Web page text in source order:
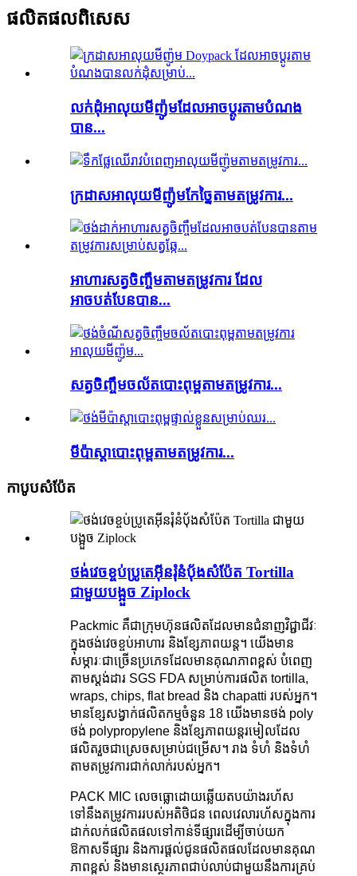
ផលិតផល​ពិសេស
លក់ដុំអាលុយមីញ៉ូមដែលអាចប្ដូរតាមបំណង
បាន...
ក្រដាសអាលុយមីញ៉ូមកែច្នៃតាមតម្រូវការ...
អាហារសត្វចិញ្ចឹមតាមតម្រូវការ ដែល
អាចបត់បែនបាន...
សត្វចិញ្ចឹមចល័តបោះពុម្ពតាមតម្រូវការ...
មីប៉ាស្តាបោះពុម្ពតាមតម្រូវការ...
កាបូបសំប៉ែត
ថង់វេចខ្ចប់ប្រូតេអ៊ីនរុំនំប៉័ងសំប៉ែត Tortilla
ជាមួយបង្អួច Ziplock
Packmic គឺជាក្រុមហ៊ុនផលិតដែលមានជំនាញវិជ្ជាជីវៈ
ក្នុងថង់វេចខ្ចប់អាហារ និងខ្សែភាពយន្ត។ យើងមាន
សម្ភារៈជាច្រើនប្រភេទដែលមានគុណភាពខ្ពស់ បំពេញ
តាមស្តង់ដារ SGS FDA សម្រាប់ការផលិត tortilla,
wraps, chips, flat bread និង chapatti របស់អ្នក។
មានខ្សែសង្វាក់ផលិតកម្មចំនួន 18 យើងមានថង់ poly
ថង់ polypropylene និងខ្សែភាពយន្តរមៀលដែល
ផលិតរួចជាស្រេចសម្រាប់ជម្រើស។ រាង ទំហំ និងទំហំ
តាមតម្រូវការជាក់លាក់របស់អ្នក។
PACK MIC លេចធ្លោដោយឆ្លើយតបយ៉ាងរហ័ស
ទៅនឹងតម្រូវការរបស់អតិថិជន ពេលវេលារហ័សក្នុងការ
ដាក់លក់ផលិតផលទៅកាន់ទីផ្សារដើម្បីចាប់យក
ឱកាសទីផ្សារ និងការផ្តល់ជូនផលិតផលដែលមានគុណ
ភាពខ្ពស់ និងមានស្ថេរភាពជាប់លាប់ជាមួយនឹងការគ្រប់